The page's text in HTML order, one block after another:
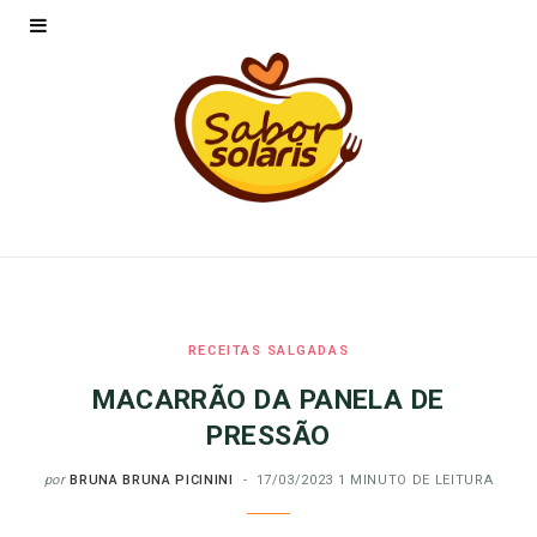
RECEITAS SALGADAS
MACARRÃO DA PANELA DE
PRESSÃO
por BRUNA BRUNA PICININI 17/03/2023 1 MINUTO DE LEITURA